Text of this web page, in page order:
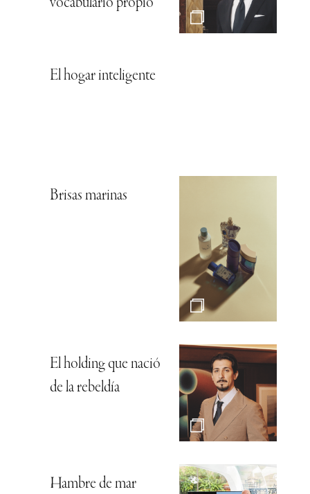
vocabulario propio
El hogar inteligente
Brisas marinas
El holding que nació
de la rebeldía
Hambre de mar